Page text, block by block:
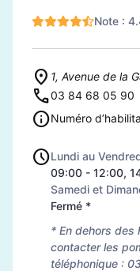
Note :
1, Avenue de la
03 84 68 05 90
Numéro
Lundi au
09:00 - 12:00,
Samedi et
Fermé *
* En dehors des
contacter les
téléphonique :